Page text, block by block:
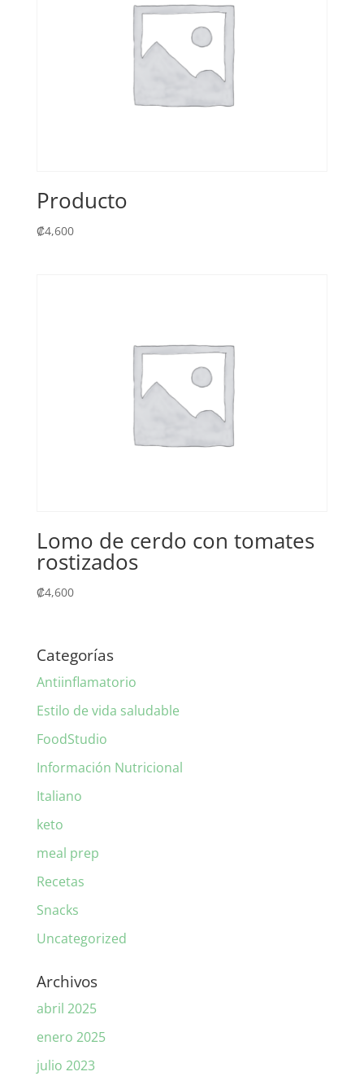
Producto
₡4,600
Lomo de cerdo con tomates
rostizados
₡4,600
Categorías
Antiinflamatorio
Estilo de vida saludable
FoodStudio
Información Nutricional
Italiano
keto
meal prep
Recetas
Snacks
Uncategorized
Archivos
abril 2025
enero 2025
julio 2023